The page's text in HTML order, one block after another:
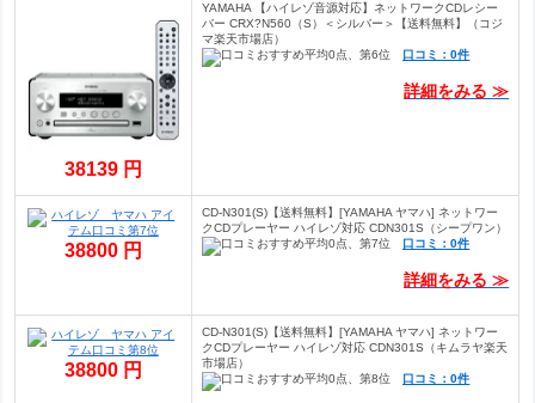
38139 円
YAMAHA 【ハイレゾ音源対応】ネットワークCDレシー
バー CRX?N560（S）＜シルバー＞【送料無料】（コジ
マ楽天市場店）
口コミ：0件
詳細をみる ≫
38800 円
CD-N301(S)【送料無料】[YAMAHA ヤマハ] ネットワー
クCDプレーヤー ハイレゾ対応 CDN301S（シープワン）
口コミ：0件
詳細をみる ≫
38800 円
CD-N301(S)【送料無料】[YAMAHA ヤマハ] ネットワー
クCDプレーヤー ハイレゾ対応 CDN301S（キムラヤ楽天
市場店）
口コミ：0件